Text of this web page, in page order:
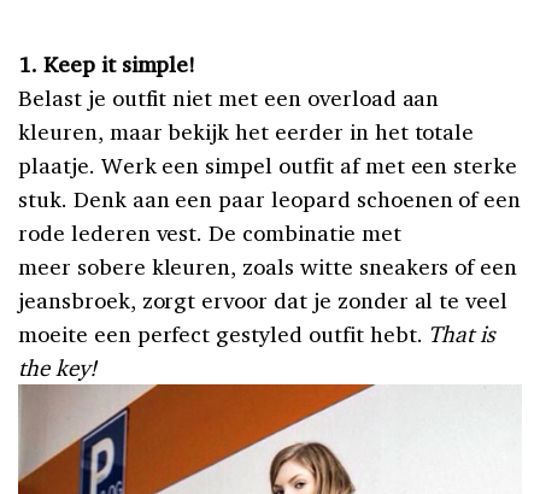
1. Keep it simple!
Belast je outfit niet met een overload aan
kleuren, maar bekijk het eerder in het totale
plaatje. Werk een simpel outfit af met een sterke
stuk. Denk aan een paar leopard schoenen of een
rode lederen vest. De combinatie met
meer sobere kleuren, zoals witte sneakers of een
jeansbroek, zorgt ervoor dat je zonder al te veel
moeite een perfect gestyled outfit hebt. That is
the key!